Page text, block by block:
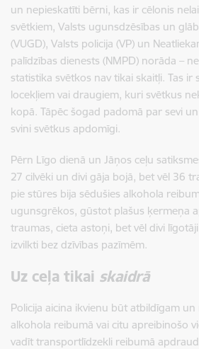
un nepieskatīti bērni, kas ir cēlonis
svētkiem, Valsts ugunsdzēsības un
(VUGD), Valsts policija (VP) un
palīdzības dienests (NMPD) norāda –
statistika svētkos nav tikai skaitļi. Tas ir
locekļiem vai draugiem, kuri svētkus
kopā. Tāpēc šogad padomā par sevi
svini svētkus apdomīgi.
Pērn Līgo dienā un Jāņos ceļu
27 cilvēki un divi gāja bojā, bet vēl 36
pie stūres bija sēdušies alkohola
ugunsgrēkos, gūstot plašus ķermeņa
traumas, cieta astoņi, bet vēl divi
izvilkti bez dzīvības pazīmēm.
Uz ceļa tikai skaidrā
Policija aicina ikvienu būt atbildīgam
alkohola reibumā vai citu apreibinošo
vadīt transportlīdzekli reibumā